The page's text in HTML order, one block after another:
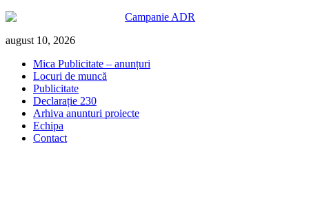
Skip
content
august 10, 2026
Mica Publicitate – anunțuri
Locuri de muncă
Publicitate
Declarație 230
Arhiva anunturi proiecte
Echipa
Contact